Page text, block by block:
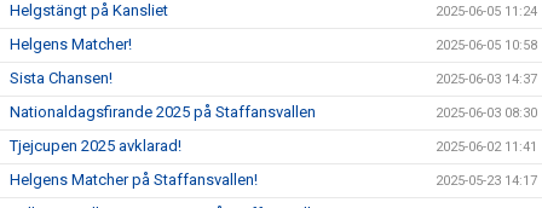
Helgstängt på Kansliet 2025-06-05 11:24
Helgens Matcher! 2025-06-05 10:58
Sista Chansen! 2025-06-03 14:37
Nationaldagsfirande 2025 på Staffansvallen 2025-06-03 08:30
Tjejcupen 2025 avklarad! 2025-06-02 11:41
Helgens Matcher på Staffansvallen! 2025-05-23 14:17